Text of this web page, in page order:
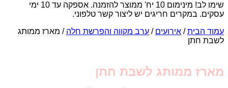
שימו לב! מינימום 10 יח' ממוצר להזמנה. אספקה עד 10 ימי
עסקים. במקרים חריגים יש ליצור קשר טלפוני.
עמוד הבית/ אירועים / ערב מקווה והפרשת חלה / מארז ממותג
לשבת חתן
מארז ממותג לשבת חתן